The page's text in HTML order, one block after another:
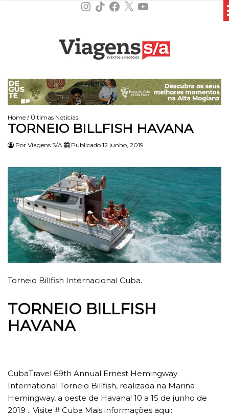
Instagram
TikTokFacebook
X YouTube
Home / Últimas Notícias
TORNEIO BILLFISH HAVANA
Por Viagens S/A Publicado 12 junho, 2019
Torneio Billfish Internacional Cuba.
TORNEIO BILLFISH
HAVANA
CubaTravel 69th Annual Ernest Hemingway
International Torneio Billfish, realizada na Marina
Hemingway, a oeste de Havana! 10 a 15 de junho de
2019 .. Visite # Cuba Mais informações aqui: